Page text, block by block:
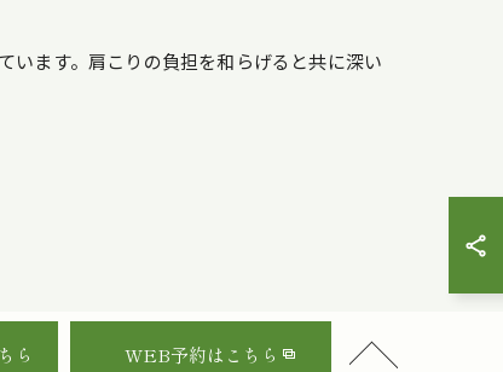
います。肩こりの負担を和らげると共に深い
ら WEB予約はこちら